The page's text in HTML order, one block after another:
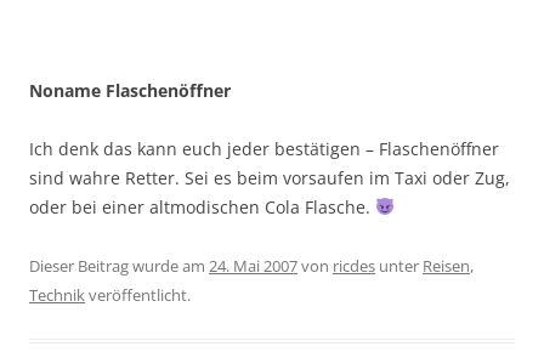
Noname Flaschenöffner
Ich denk das kann euch jeder bestätigen – Flaschenöffner
sind wahre Retter. Sei es beim vorsaufen im Taxi oder Zug,
oder bei einer altmodischen Cola Flasche.
Dieser Beitrag wurde am 24. Mai 2007von ricdes unter Reisen,
Technikveröffentlicht.